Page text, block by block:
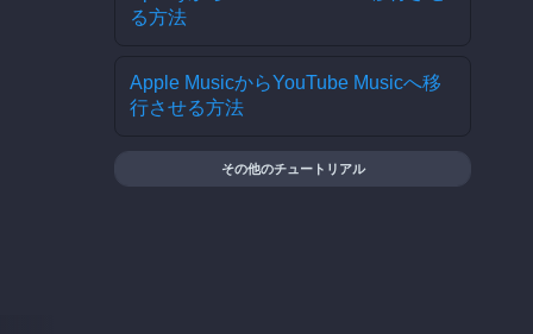
る方法
Apple MusicからYouTube Musicへ移
行させる方法
その他のチュートリアル